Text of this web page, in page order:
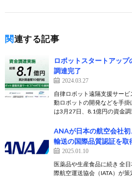
関連する記事
ロボットスタートアッ
調達完了
2024.03.27
自律ロボット遠隔支援サー
動ロボットの開発などを手
は3月27日、8.1億円の資金
ANAが日本の航空会社
輸送の国際品質認証を取
2025.01.10
医薬品や生産食品に続き 全
際航空運送協会（IATA）が